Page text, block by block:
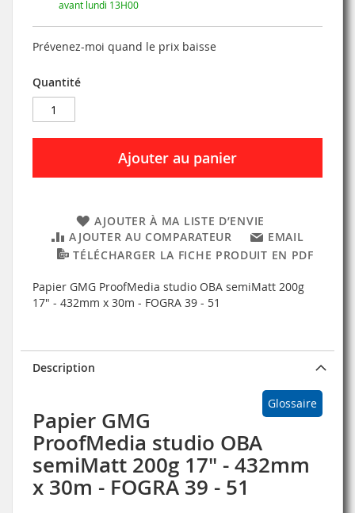
avant lundi 13H00
Prévenez-moi quand le prix baisse
Quantité
Ajouter au panier
AJOUTER À MA LISTE D’ENVIE
AJOUTER AU COMPARATEUR
EMAIL
TÉLÉCHARGER LA FICHE PRODUIT EN PDF
Papier GMG ProofMedia studio OBA semiMatt 200g
17" - 432mm x 30m - FOGRA 39 - 51
Description
Glossaire
Papier GMG
ProofMedia studio OBA
semiMatt 200g 17" - 432mm
x 30m - FOGRA 39 - 51